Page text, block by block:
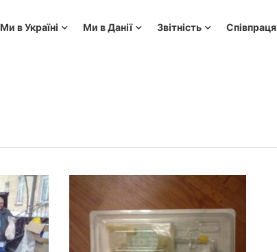
Ми в Україні Ми в Данії Звітність Співпраця